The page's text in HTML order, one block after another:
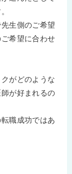
生側のご希望
希望に合わせ
がどのような
が好まれるの
職成功ではあ